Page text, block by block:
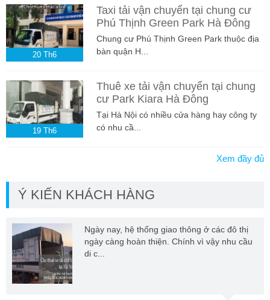
20 Th6
Taxi tải vận chuyển tại chung cư
Phú Thịnh Green Park Hà Đông
Chung cư Phú Thịnh Green Park thuộc địa
bàn quận H...
19 Th6
Thuê xe tải vận chuyển tại chung
cư Park Kiara Hà Đông
Tại Hà Nội có nhiều cửa hàng hay công ty
có nhu cầ...
Xem đầy đủ
Ý KIẾN KHÁCH HÀNG
Ngày nay, hệ thống giao thông ở các đô thị
ngày càng hoàn thiện. Chính vì vậy nhu cầu
di c...